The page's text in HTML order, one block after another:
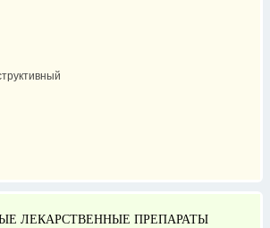
ЛЕКАРСТВЕННЫЕ ПРЕПАРАТЫ